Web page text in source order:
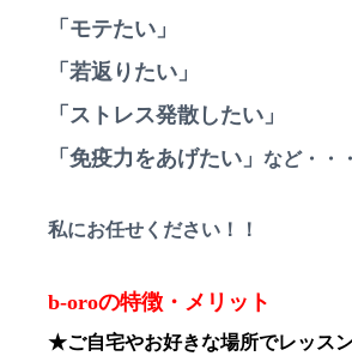
「モテたい」
「若返りたい」
「ストレス発散したい」
「免疫力をあげたい」 など・・・
私にお任せください！！
b-oroの特徴・メリット
★ご自宅やお好きな場所でレッス